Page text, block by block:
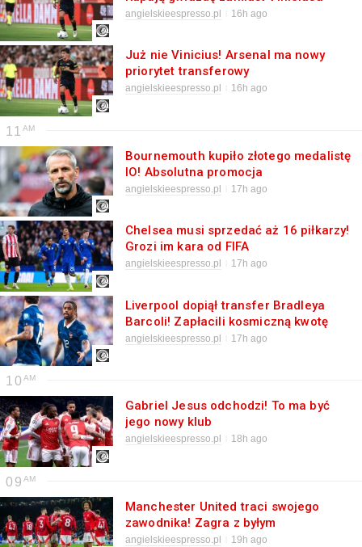
angielskieespresso.pl 16h ago
Już nie Vinicius! Arsenal ma nowy
priorytet transferowy
angielskieespresso.pl 16h ago
11
Bournemouth kupiło złotego medalistę
IO! Absolutna promocja
angielskieespresso.pl 17h ago
Chelsea musi sprzedać aż 16 piłkarzy!
Grozi im kara od FIFA
angielskieespresso.pl 17h ago
Liverpool dopiął transfer Bradleya
Barcoli! Zapłacili kosmiczną kwotę
angielskieespresso.pl 17h ago
10
Gabriel Jesus odchodzi! To ma być
jego nowy klub
angielskieespresso.pl 18h ago
09
Manchester United traci swojego
zawodnika! Zagra z byłym
reprezentantem Polski
angielskieespresso.pl 19h ago